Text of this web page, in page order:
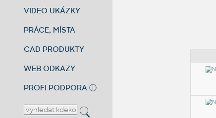
VIDEO UKÁZKY
PRÁCE, MÍSTA
CAD PRODUKTY
WEB ODKAZY
PROFI PODPORA ⓘ